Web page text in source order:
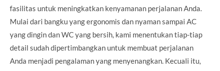
fasilitas untuk meningkatkan kenyamanan perjalanan Anda.
Mulai dari bangku yang ergonomis dan nyaman sampai AC
yang dingin dan WC yang bersih, kami menentukan tiap-tiap
detail sudah dipertimbangkan untuk membuat perjalanan
Anda menjadi pengalaman yang menyenangkan. Kecuali itu,